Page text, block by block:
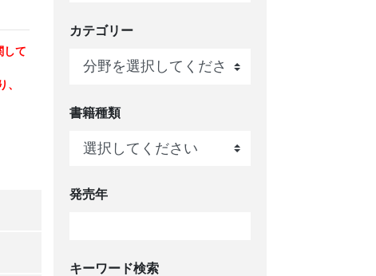
して
カテゴリー
書籍種類
発売年
キーワード検索